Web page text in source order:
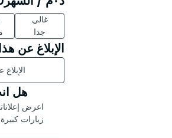
غالي
جدا
الإبلاغ عن
هل
اعرض
زيارات